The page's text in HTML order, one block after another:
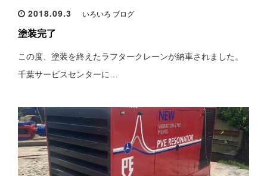
2018.09.3 いろいろ ブログ
塗装完了
この度、塗装を終えたラフタークレーンが納車されました。
千葉サービスセンターに…